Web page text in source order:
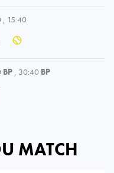
, 15:40
BP , 30:40 BP
MATCH